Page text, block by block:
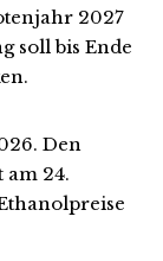
2027
soll bis Ende
Den
24.